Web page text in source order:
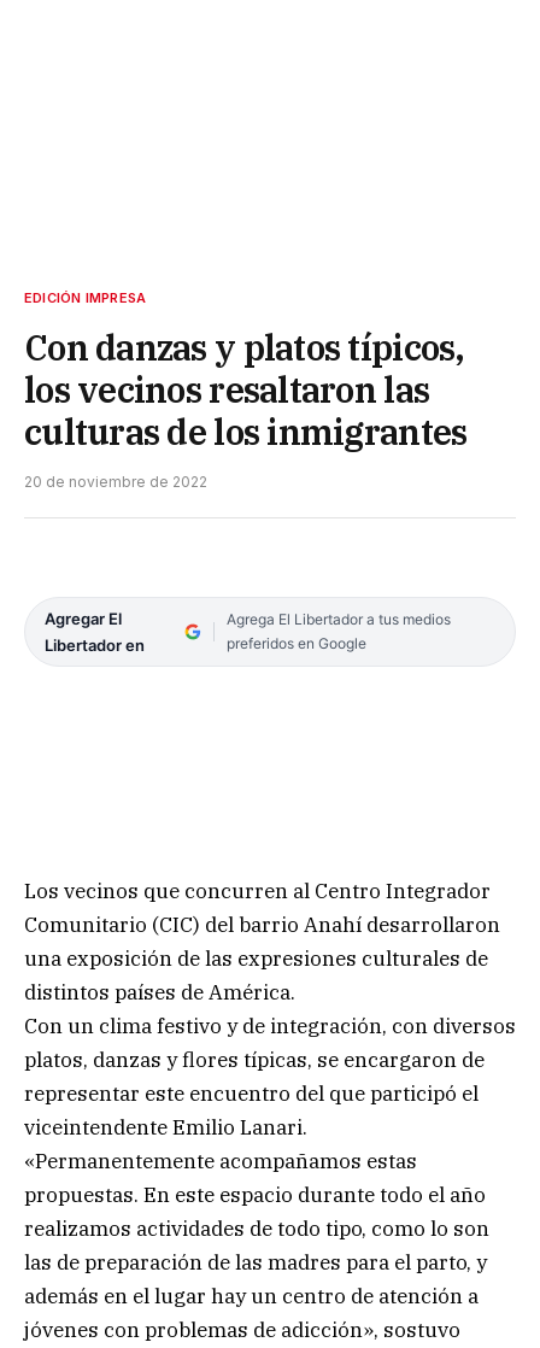
EDICIÓN IMPRESA
Con danzas y platos típicos,
los vecinos resaltaron las
culturas de los inmigrantes
20 de noviembre de 2022
Agregar El
Libertador en
Agrega El Libertador a tus medios
preferidos en Google
Los vecinos que concurren al Centro Integrador
Comunitario (CIC) del barrio Anahí desarrollaron
una exposición de las expresiones culturales de
distintos países de América.
Con un clima festivo y de integración, con diversos
platos, danzas y flores típicas, se encargaron de
representar este encuentro del que participó el
viceintendente Emilio Lanari.
«Permanentemente acompañamos estas
propuestas. En este espacio durante todo el año
realizamos actividades de todo tipo, como lo son
las de preparación de las madres para el parto, y
además en el lugar hay un centro de atención a
jóvenes con problemas de adicción», sostuvo